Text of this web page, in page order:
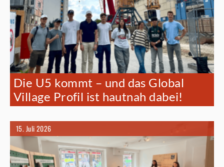
Die U5 kommt – und das Global
Village Profil ist hautnah dabei!
15. Juli 2026